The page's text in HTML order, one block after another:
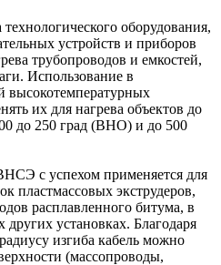
оборудования,
устройств и приборов
трубопроводов и емкостей,
Использование в
высокотемпературных
их для нагрева объектов до
до 250 град (ВНО) и до 500
с успехом применяется для
пластмассовых экструдеров,
расплавленного битума, в
установках. Благодаря
изгиба кабель можно
(массопроводы,